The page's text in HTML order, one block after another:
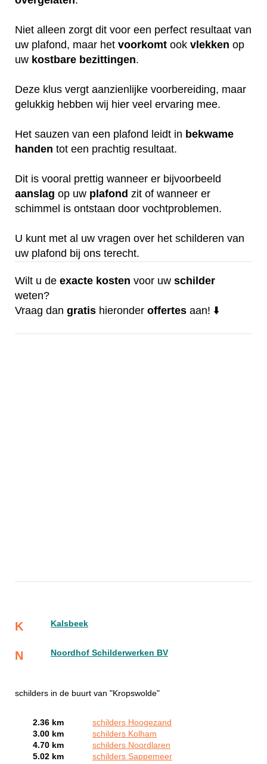
Niet alleen zorgt dit voor een perfect resultaat van
uw plafond, maar het voorkomt ook vlekken op
uw kostbare bezittingen.
Deze klus vergt aanzienlijke voorbereiding, maar
gelukkig hebben wij hier veel ervaring mee.
Het sauzen van een plafond leidt in bekwame
handen tot een prachtig resultaat.
Dit is vooral prettig wanneer er bijvoorbeeld
aanslag op uw plafond zit of wanneer er
schimmel is ontstaan door vochtproblemen.
U kunt met al uw vragen over het schilderen van
uw plafond bij ons terecht.
Wilt u de exacte kosten voor uw schilder
weten?
Vraag dan gratis hieronder offertes aan! ⬇️
K Kalsbeek
N Noordhof Schilderwerken BV
schilders in de buurt van "Kropswolde"
2.36 km
schilders Hoogezand
3.00 km
schilders Kolham
4.70 km
schilders Noordlaren
5.02 km
schilders Sappemeer